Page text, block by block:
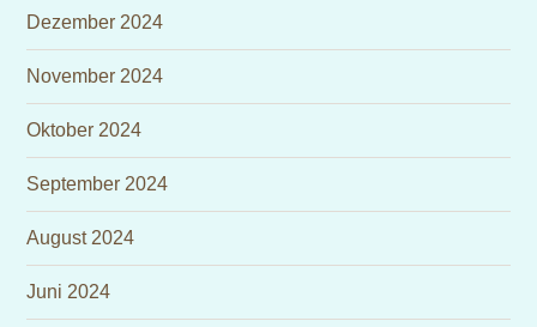
Dezember 2024
November 2024
Oktober 2024
September 2024
August 2024
Juni 2024